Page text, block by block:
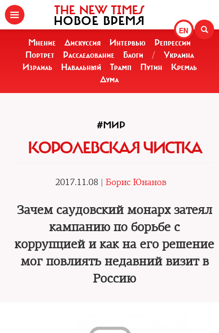
EN
THE NEW TIMES
НОВОЕ ВРЕМЯ
Мнение Дискуссия Интервью
Репрессии
Портрет
Расследование Блоги /
Украина
Израиль
Навальный Трамп Путин
Кремль
Дума
#МИР
КОРОЛЕВСКАЯ ЧИСТКА
2017.11.08 | Борис Юнанов
Зачем саудовский монарх затеял
кампанию по борьбе с
коррупцией и как на его решение
мог повлиять недавний визит в
Россию